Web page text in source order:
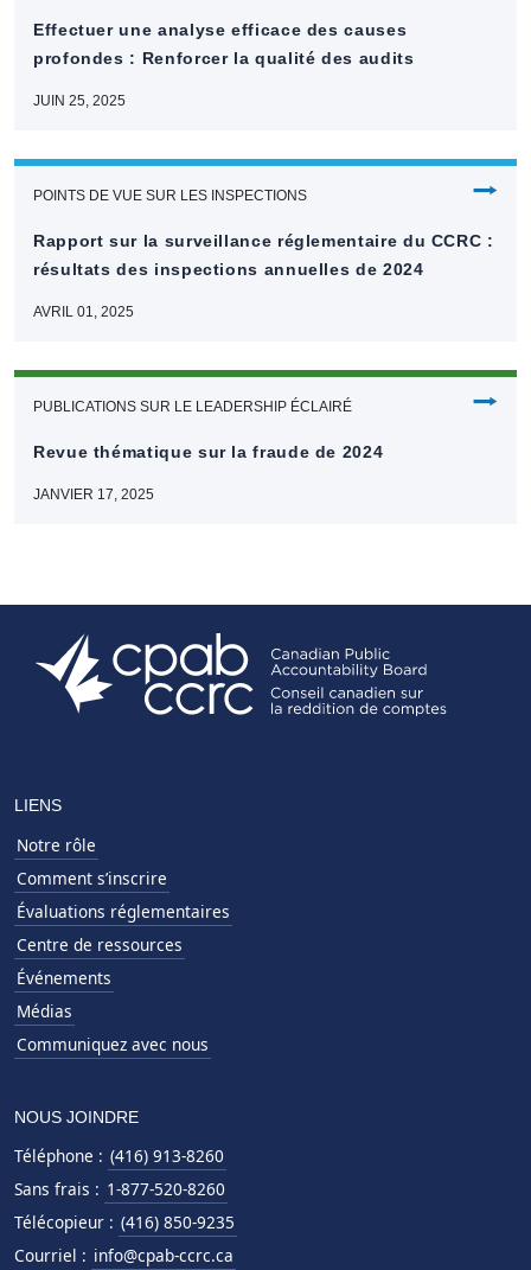
Effectuer une analyse efficace des causes
profondes : Renforcer la qualité des audits
JUIN 25, 2025
POINTS DE VUE SUR LES INSPECTIONS ⭢
Rapport sur la surveillance réglementaire du CCRC :
résultats des inspections annuelles de 2024
AVRIL 01, 2025
PUBLICATIONS SUR LE LEADERSHIP ÉCLAIRÉ ⭢
Revue thématique sur la fraude de 2024
JANVIER 17, 2025
LIENS
Notre rôle
Comment s’inscrire
Évaluations réglementaires
Centre de ressources
Événements
Médias
Communiquez avec nous
NOUS JOINDRE
Téléphone : (416) 913-8260
Sans frais : 1-877-520-8260
Télécopieur : (416) 850-9235
Courriel : info@cpab-ccrc.ca